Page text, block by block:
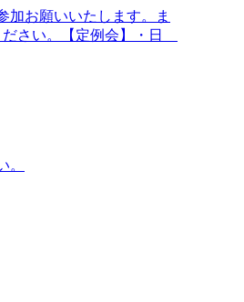
加お願いいたします。ま
ださい。【定例会】・日